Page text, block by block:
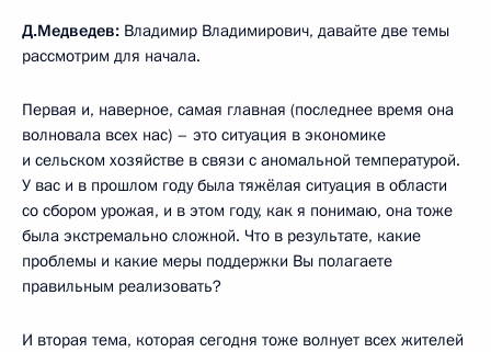
Д.Медведев: Владимир Владимирович, давайте две темы
рассмотрим для начала.
Первая и, наверное, самая главная (последнее время она
волновала всех нас) – это ситуация в экономике
и сельском хозяйстве в связи с аномальной температурой.
У вас и в прошлом году была тяжёлая ситуация в области
со сбором урожая, и в этом году, как я понимаю, она тоже
была экстремально сложной. Что в результате, какие
проблемы и какие меры поддержки Вы полагаете
правильным реализовать?
И вторая тема, которая сегодня тоже волнует всех жителей